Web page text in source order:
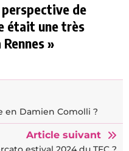
perspective de
était une très
»
en Damien Comolli ?
Article suivant